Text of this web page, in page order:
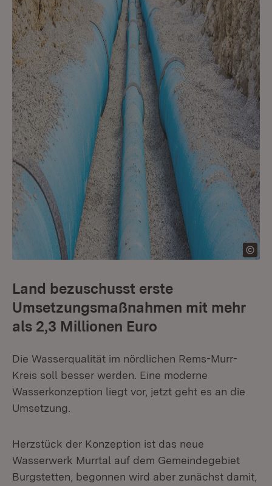
Land bezuschusst erste
Umsetzungsmaßnahmen mit mehr
als 2,3 Millionen Euro
Die Wasserqualität im nördlichen Rems-Murr-
Kreis soll besser werden. Eine moderne
Wasserkonzeption liegt vor, jetzt geht es an die
Umsetzung.
Herzstück der Konzeption ist das neue
Wasserwerk Murrtal auf dem Gemeindegebiet
Burgstetten, begonnen wird aber zunächst damit,